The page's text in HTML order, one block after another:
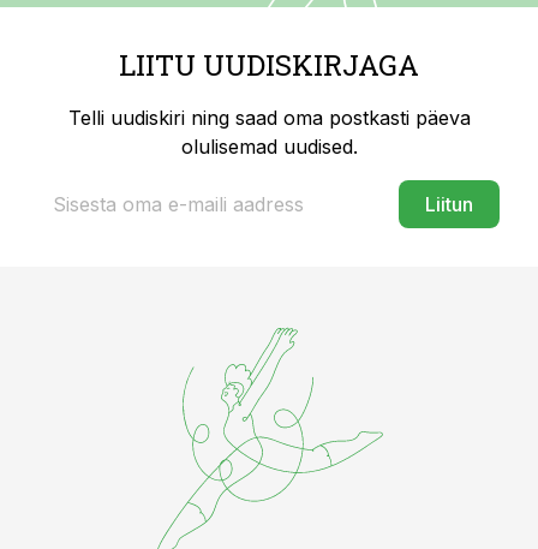
LIITU UUDISKIRJAGA
Telli uudiskiri ning saad oma postkasti päeva
olulisemad uudised.
Liitun